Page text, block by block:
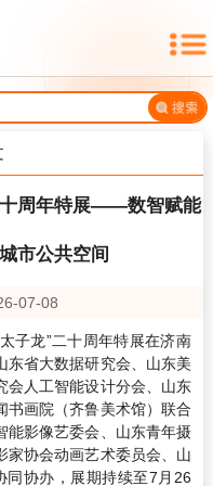
十周年特展——数智赋能
市公共空间
07-08
子龙”二十周年特展在济南
东省大数据研究会、山东美
会人工智能设计分会、山东
书画院（齐鲁美术馆）联合
能影像艺委会、山东青年摄
家协会动画艺术委员会、山
同协办，展期持续至7月26